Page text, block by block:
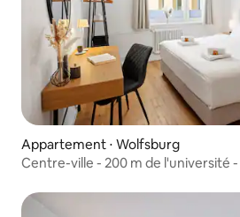
Appartement ⋅ Wolfsburg
Centre-ville - 200 m de l'université -